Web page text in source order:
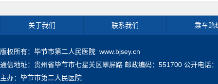
关于我们 联系我们 乘车路
版权所有：毕节市第二人民医院 www.bjsey.cn
通信地址：贵州省毕节市七星关区翠屏路 邮政编码：551700 公开电
主办：毕节市第二人民医院